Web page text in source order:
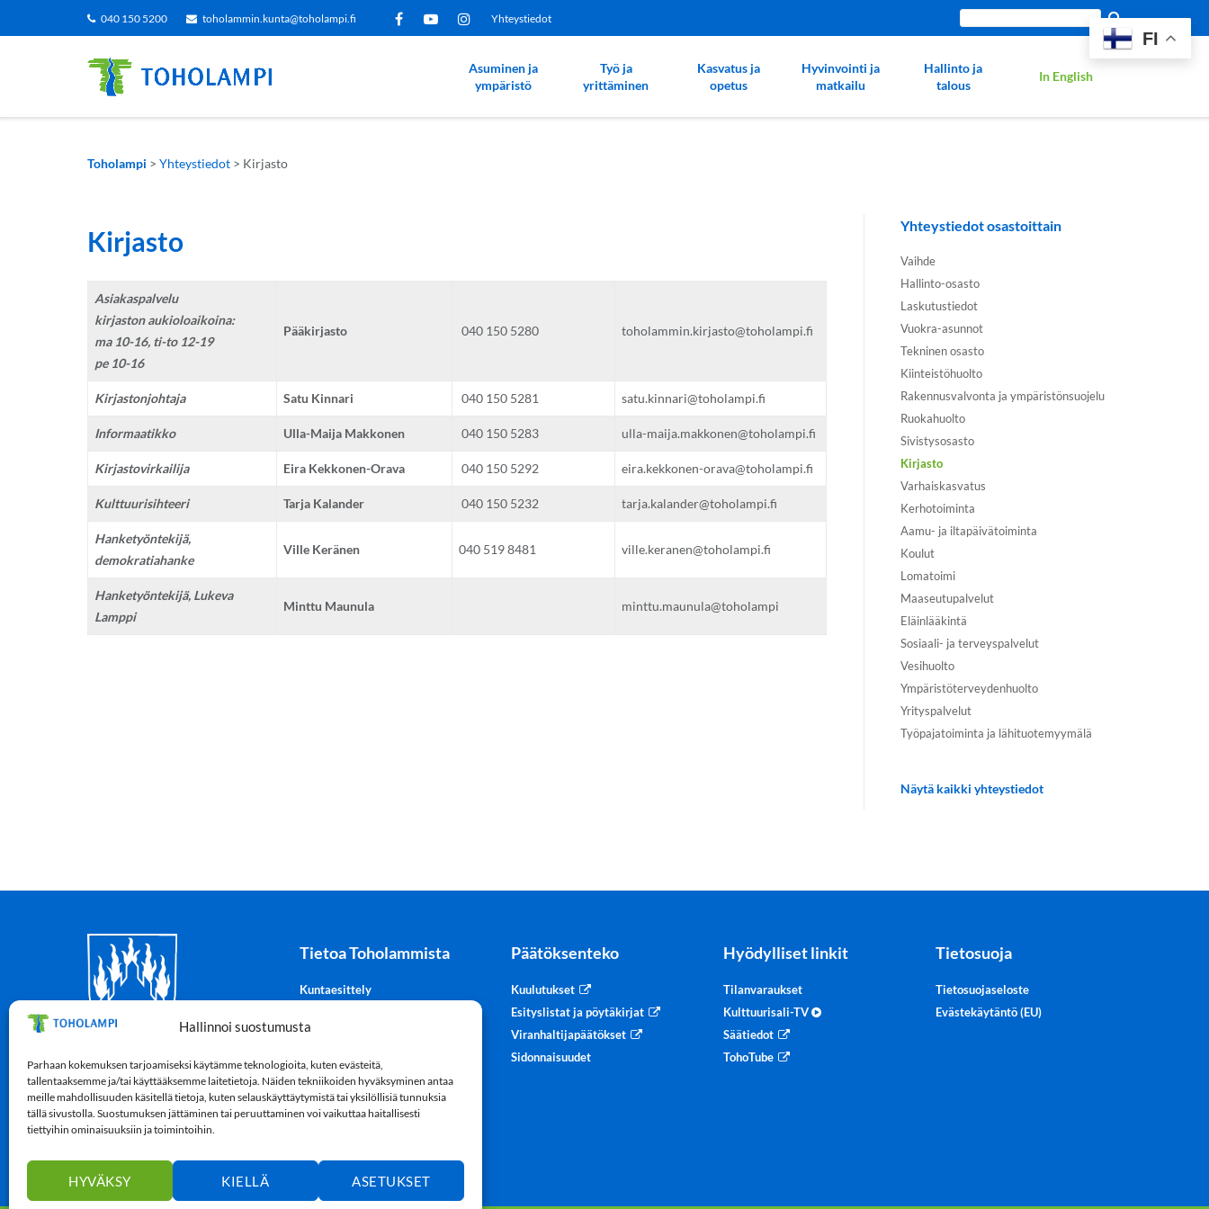
Hallinnoi suostumusta
Parhaan kokemuksen tarjoamiseksi käytämme teknologioita, kuten evästeitä,
tallentaaksemme ja/tai käyttääksemme laitetietoja. Näiden tekniikoiden hyväksyminen antaa
meille mahdollisuuden käsitellä tietoja, kuten selauskäyttäytymistä tai yksilöllisiä tunnuksia
tällä sivustolla. Suostumuksen jättäminen tai peruuttaminen voi vaikuttaa haitallisesti
tiettyihin ominaisuuksiin ja toimintoihin.
HYVÄKSY KIELLÄ ASETUKSET
040 150 5200 toholammin.kunta@toholampi.fi Yhteystiedot
sivustolta:
Asuminen ja
ympäristö
Työ ja
yrittäminen
Kasvatus ja
opetus
Hyvinvointi ja
matkailu
Hallinto ja
talous
In English
Toholampi > Yhteystiedot> Kirjasto
Yhteystiedot osastoittain
Vaihde
Hallinto-osasto
Laskutustiedot
Vuokra-asunnot
Tekninen osasto
Kiinteistöhuolto
Rakennusvalvonta ja ympäristönsuojelu
Ruokahuolto
Sivistysosasto
Kirjasto
Varhaiskasvatus
Kerhotoiminta
Aamu- ja iltapäivätoiminta
Koulut
Lomatoimi
Maaseutupalvelut
Eläinlääkintä
Sosiaali- ja terveyspalvelut
Vesihuolto
Ympäristöterveydenhuolto
Yrityspalvelut
Työpajatoiminta ja lähituotemyymälä
Näytä kaikki yhteystiedot
Kirjasto
Asiakaspalvelu
kirjaston aukioloaikoina:
ma 10-16, ti-to 12-19
pe 10-16
Pääkirjasto 040 150 5280 toholammin.kirjasto@toholampi.fi
Kirjastonjohtaja Satu Kinnari 040 150 5281 satu.kinnari@toholampi.fi
Informaatikko Ulla-Maija Makkonen 040 150 5283 ulla-maija.makkonen@toholampi.fi
Kirjastovirkailija Eira Kekkonen-Orava 040 150 5292 eira.kekkonen-orava@toholampi.fi
Kulttuurisihteeri Tarja Kalander 040 150 5232 tarja.kalander@toholampi.fi
Hanketyöntekijä,
demokratiahanke
Ville Keränen 040 519 8481 ville.keranen@toholampi.fi
Hanketyöntekijä, Lukeva
Lamppi
Minttu Maunula minttu.maunula@toholampi
Lampintie 5, 69300 Toholampi
Y-tunnus: 0182779-8
Puh.040 150 5200(vaihde)
toholammin.kunta@toholampi.fi
Tietoa Toholammista
Kuntaesittely
Tilastot
Kunnantalo
Laskutustiedot
Päätöksenteko
Kuulutukset
Esityslistat ja pöytäkirjat
Viranhaltijapäätökset
Sidonnaisuudet
Hyödylliset linkit
Tilanvaraukset
Kulttuurisali-TV
Säätiedot
TohoTube
Tietosuoja
Tietosuojaseloste
Evästekäytäntö (EU)
FI